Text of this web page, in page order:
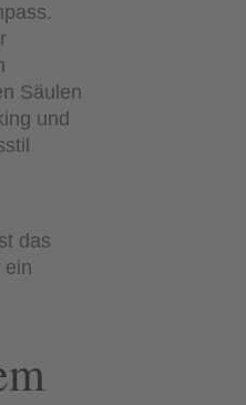
Säulen
und
das
ein